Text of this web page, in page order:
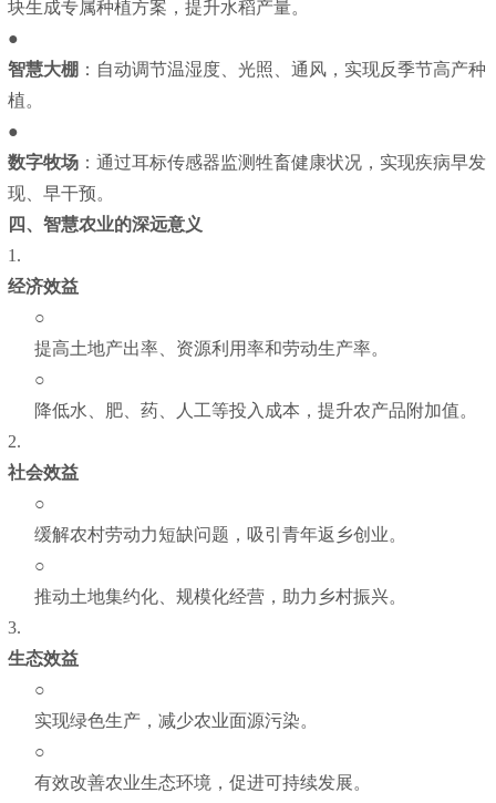
块生成专属种植方案，提升水稻产量。
●
智慧大棚 ：自动调节温湿度、光照、通风，实现反季节高产种
植。
●
数字牧场：通过耳标传感器监测牲畜健康状况，实现疾病早发
现、早干预。
四、智慧农业的深远意义
1.
经济效益
○
提高土地产出率、资源利用率和劳动生产率。
○
降低水、肥、药、人工等投入成本，提升农产品附加值。
2.
社会效益
○
缓解农村劳动力短缺问题，吸引青年返乡创业。
○
推动土地集约化、规模化经营，助力乡村振兴。
3.
生态效益
○
实现绿色生产，减少农业面源污染。
○
有效改善农业生态环境，促进可持续发展。